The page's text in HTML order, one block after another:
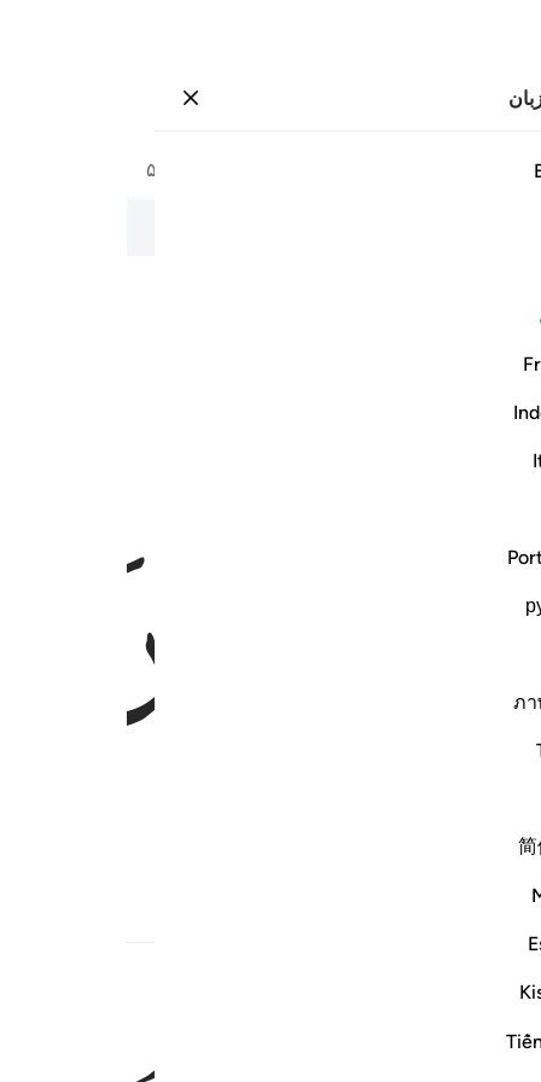
ภา
简
۵۹